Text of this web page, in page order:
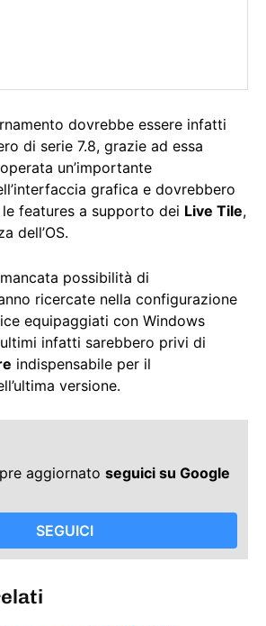
dovrebbe essere infatti
di serie 7.8, grazie ad essa
un’importante
grafica e dovrebbero
features a supporto dei Live Tile,
dell’OS.
possibilità di
ricercate nella configurazione
equipaggiati con Windows
infatti sarebbero privi di
indispensabile per il
versione.
aggiornato seguici su Google
SEGUICI